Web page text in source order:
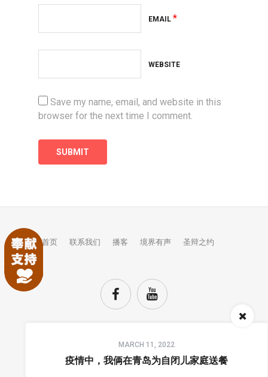
EMAIL *
WEBSITE
Save my name, email, and website in this
browser for the next time I comment.
MARCH 11, 2022
疫情中，我俩在青岛为自闭儿家庭送餐
首页 联系我们 播客 境界有声 圣辩之约
TOP